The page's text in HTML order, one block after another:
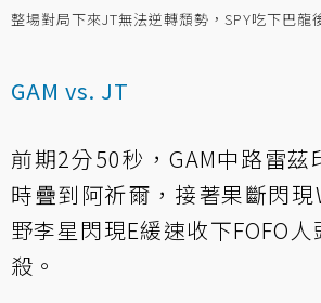
整場對局下來JT無法逆轉頹勢，SPY吃下巴龍
GAM vs. JT
前期2分50秒，GAM中路雷茲
時疊到阿祈爾，接著果斷閃
野李星閃現E緩速收下FOFO
殺。